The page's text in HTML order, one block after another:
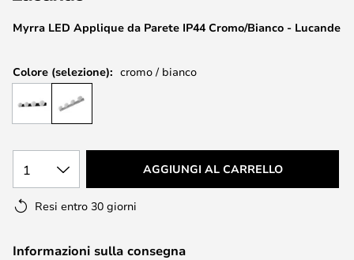
Myrra LED Applique da Parete IP44 Cromo/Bianco - Lucande
Colore (selezione): cromo / bianco
1 AGGIUNGI AL CARRELLO
Resi entro 30 giorni
Informazioni sulla consegna